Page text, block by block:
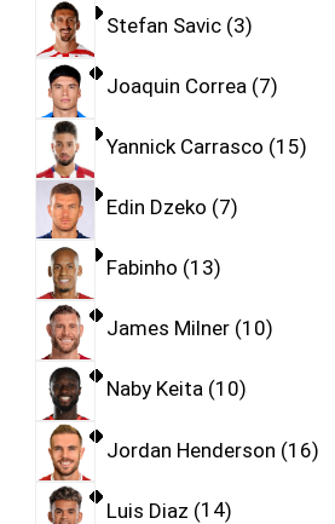
Stefan Savic 3
Joaquin Correa 7
Yannick Carrasco 15
Edin Dzeko 7
Fabinho 13
James Milner 10
Naby Keita 10
Jordan Henderson 16
Luis Diaz 14